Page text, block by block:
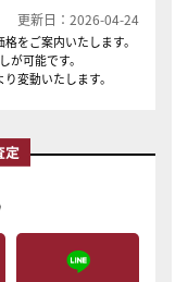
更新日：2026-04-24
をご案内いたします。
が可能です。
変動いたします。